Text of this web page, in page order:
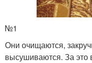
№1
Они очищаются,
высушиваются. За это